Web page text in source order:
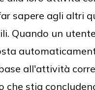
sapere agli altri
Quando un
all'attività
che stia